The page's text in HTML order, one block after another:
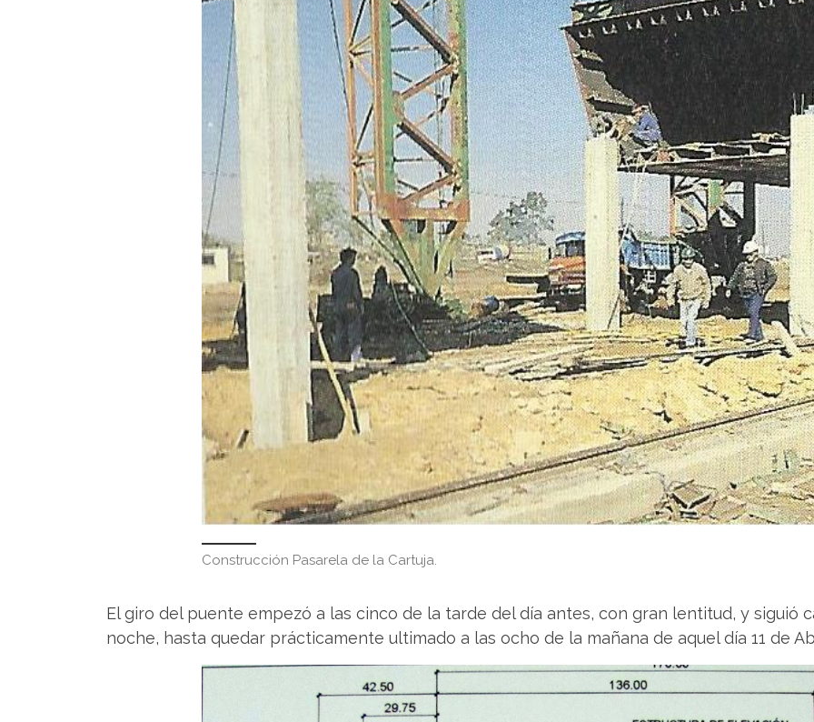
Construcción Pasarela de la Cartuja.
El giro del puente empezó a las cinco de la tarde del día antes, con gran lentitud, y siguió
noche, hasta quedar prácticamente ultimado a las ocho de la mañana de aquel día 11 de